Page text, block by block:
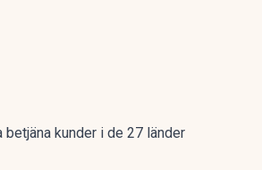
kunder i de 27 länder